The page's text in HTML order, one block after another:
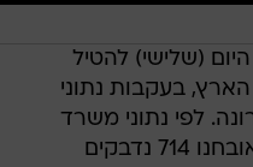
(שלישי) להטיל
בעקבות נתוני
לפי נתוני משרד
הבריאות, ביממה האחרונה אובחנו 714 נדבקים